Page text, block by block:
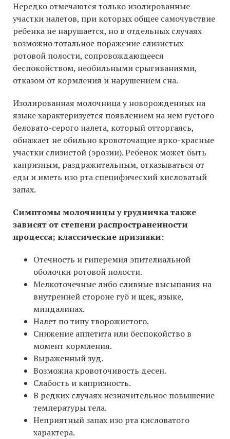
Нередко отмечаются только изолированные
участки налетов, при которых общее самочувствие
ребенка не нарушается, но в отдельных случаях
возможно тотальное поражение слизистых
ротовой полости, сопровождающееся
беспокойством, необильными срыгиваниями,
отказом от кормления и нарушением сна.
Изолированная молочница у новорожденных на
языке характеризуется появлением на нем густого
беловато-серого налета, который отторгаясь,
обнажает не обильно кровоточащие ярко-красные
участки слизистой (эрозии). Ребенок может быть
капризным, раздражительным, отказываться от
еды и иметь изо рта специфический кисловатый
запах.
Симптомы молочницы у грудничка также
зависят от степени распространенности
процесса; классические признаки:
Отечность и гиперемия эпителиальной
оболочки ротовой полости.
Мелкоточечные либо сливные высыпания на
внутренней стороне губ и щек, языке,
миндалинах.
Налет по типу творожистого.
Снижение аппетита или беспокойство в
момент кормления.
Выраженный зуд.
Возможна кровоточивость десен.
Слабость и капризность.
В редких случаях незначительное повышение
температуры тела.
Неприятный запах изо рта кисловатого
характера.